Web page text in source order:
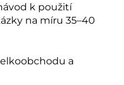
k použití
na míru 35–40
a